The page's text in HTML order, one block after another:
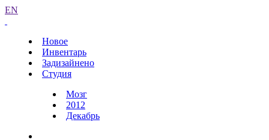
EN
Новое
Инвентарь
Задизайнено
Студия
Мозг
2012
Декабрь